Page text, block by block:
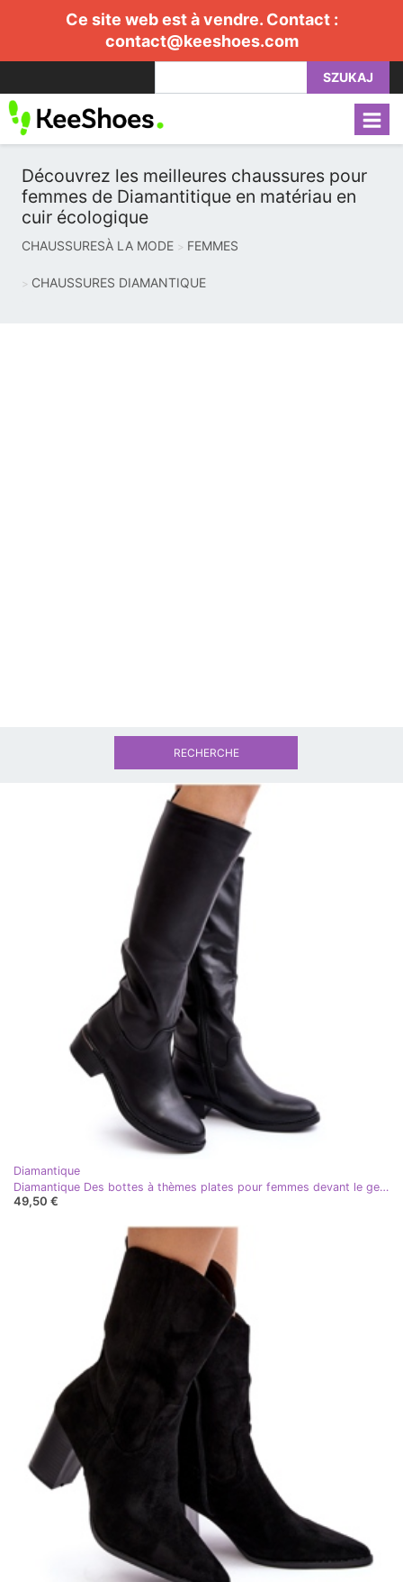
Ce site web est à vendre. Contact :
contact@keeshoes.com
SZUKAJ
Découvrez les meilleures chaussures pour
femmes de Diamantitique en matériau en
cuir écologique
CHAUSSURESÀ LA MODE FEMMES
CHAUSSURES DIAMANTIQUE
Diamantique
Diamantique Des bottes à thèmes plates pour femmes devant le genou du genou noir
49,50 €
RECHERCHE